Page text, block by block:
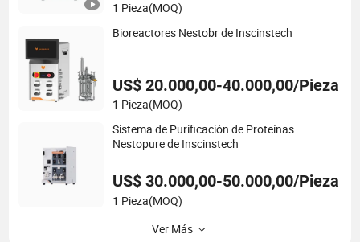
1 Pieza(MOQ)
Bioreactores Nestobr de Inscinstech
US$ 20.000,00-40.000,00/Pieza
1 Pieza(MOQ)
Sistema de Purificación de Proteínas
Nestopure de Inscinstech
US$ 30.000,00-50.000,00/Pieza
1 Pieza(MOQ)
Ver Más